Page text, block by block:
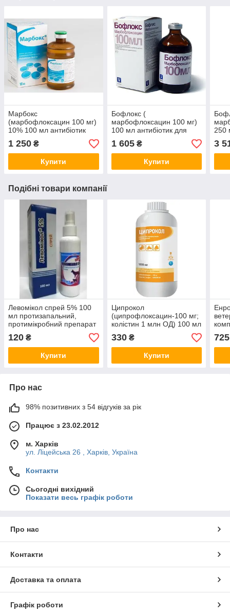
Марбокс
(марбофлоксацин 100 мг)
10% 100 мл антибіотик
широкого спектра дії для
КРС та свиней.
1 250 ₴
Купити
Бофлокс (
марбофлоксацин 100 мг)
100 мл антибіотик для
поросят, свиней, телят і
корів.Livisto
1 605₴
Купити
250
3
Подібні товари компанії
Левомікол спрей 5% 100
мл протизапальний,
протимікробний препарат
тварин
120 ₴
Купити
Ципрокол
(ципрофлоксацин-100 мг;
колістин 1 млн ОД) 100 мл
ветеринарний антибіотик
для птиці 03.26
330₴
Купити
725
Про нас
98% позитивних з 54 відгуків за рік
Працює з 23.02.2012
м. Харків
ул. Ліцейська 26 , Харків, Україна
Контакти
Сьогодні вихідний
Показати весь графік роботи
Про нас
Контакти
Доставка та оплата
Графік роботи